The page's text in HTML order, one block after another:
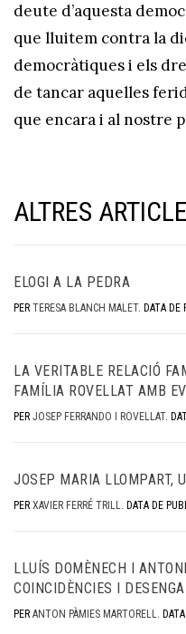
deute d’aquesta
que lluitem contra la
democràtiques i els
de tancar aquelles
que encara i al nostre
ALTRES
ELOGI A LA PEDRA
PER TERESA BLANCH MALET. DATA
LA VERITABLE RELACIÓ
FAMÍLIA ROVELLAT AMB
PER JOSEP FERRANDO I ROVELLAT.
JOSEP MARIA LLOMPART,
PER XAVIER FERRÉ TRILL. DATA DE
LLUÍS DOMÈNECH I
COINCIDÈNCIES I
PER ANTON PÀMIES MARTORELL.